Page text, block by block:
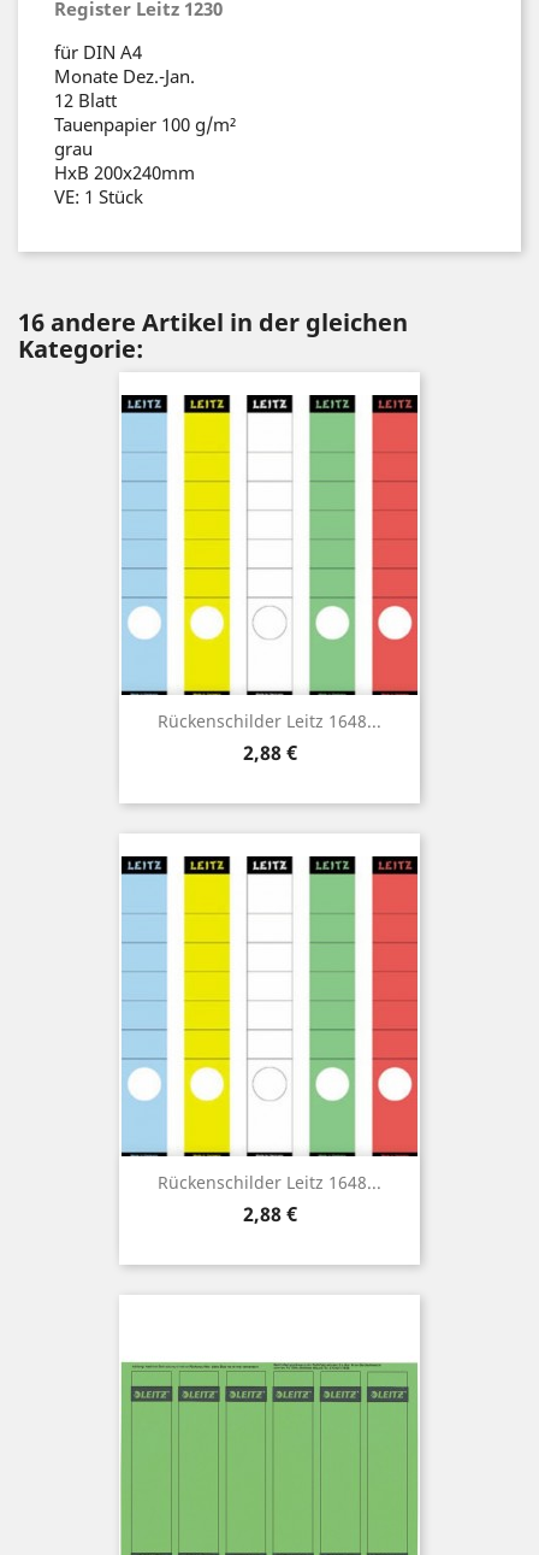
Register Leitz 1230
für DIN A4
Monate Dez.-Jan.
12 Blatt
Tauenpapier 100 g/m²
grau
HxB 200x240mm
VE: 1 Stück
16 andere Artikel in der gleichen
Kategorie:
Rückenschilder Leitz 1648...
Preis
2,88 €
Rückenschilder Leitz 1648...
Preis
2,88 €